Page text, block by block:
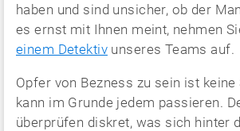
haben und sind unsicher, ob der
es ernst mit Ihnen meint, nehmen
einem Detektivunseres Teams auf.
Opfer von Bezness zu sein ist keine
kann im Grunde jedem passieren.
überprüfen diskret, was sich hinter